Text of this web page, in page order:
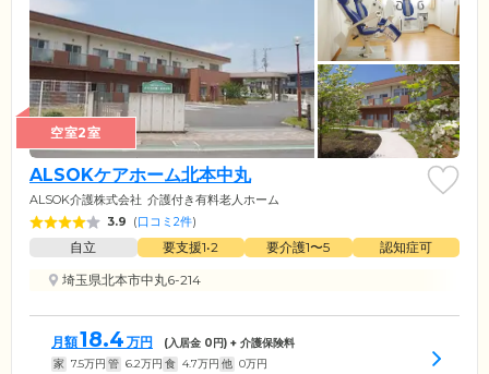
空室2室
ALSOKケアホーム北本中丸
ALSOK介護株式会社 介護付き有料老人ホーム
3.9 (口コミ2件)
自立 要支援1•2 要介護1〜5
認知症可
埼玉県北本市中丸6-214
月額18.4 万円 (入居金 0円) + 介護保険料
家 7.5万円 管 6.2万円 食 4.7万円 他 0万円